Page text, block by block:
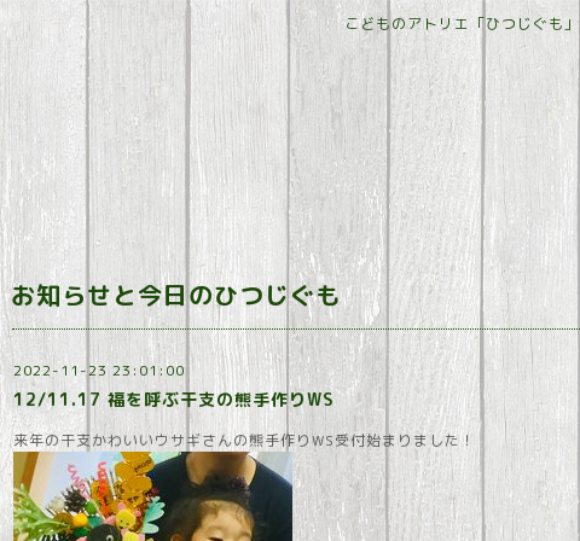
こどものアトリエ「ひつじぐも」
お知らせと今日のひつじぐも
2022-11-23 23:01:00
12/11.17 福を呼ぶ干支の熊手作りWS
来年の干支かわいいウサギさんの熊手作りWS受付始まりました！